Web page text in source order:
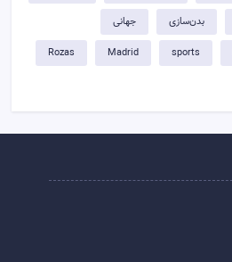
بدن‌سازی جهانی
sports
Madrid
Rozas